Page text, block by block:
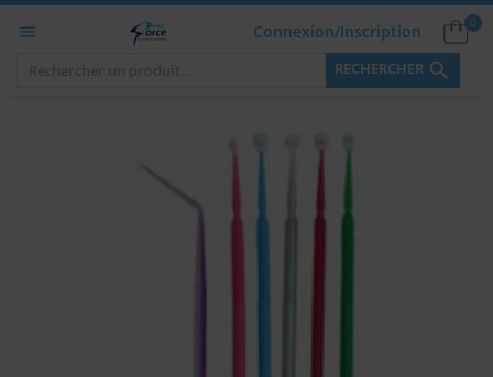
 0
Connexion/Inscription
RECHERCHER 